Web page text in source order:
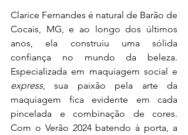
Clarice Fernandes é natural de Barão de
Cocais, MG, e ao longo dos últimos
anos, ela construiu uma sólida
confiança no mundo da beleza.
express, sua paixão pela arte da
maquiagem fica evidente em cada
pincelada e combinação de cores.